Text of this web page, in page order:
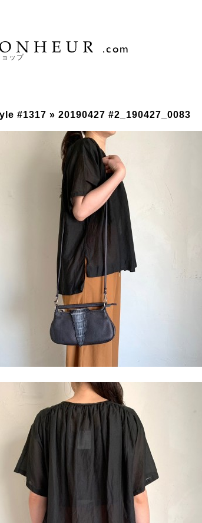
ップ
#1317 » 20190427 #2_190427_0083